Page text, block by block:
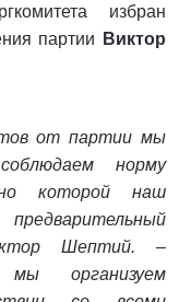
избран
партии
Виктор
от партии мы
норму
которой наш
Шептий. –
мы организуем